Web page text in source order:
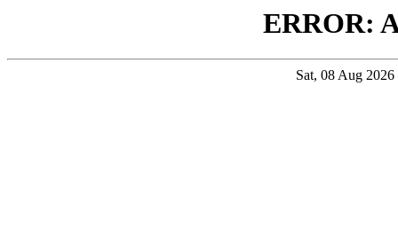
ERROR:
Sat, 08 Aug